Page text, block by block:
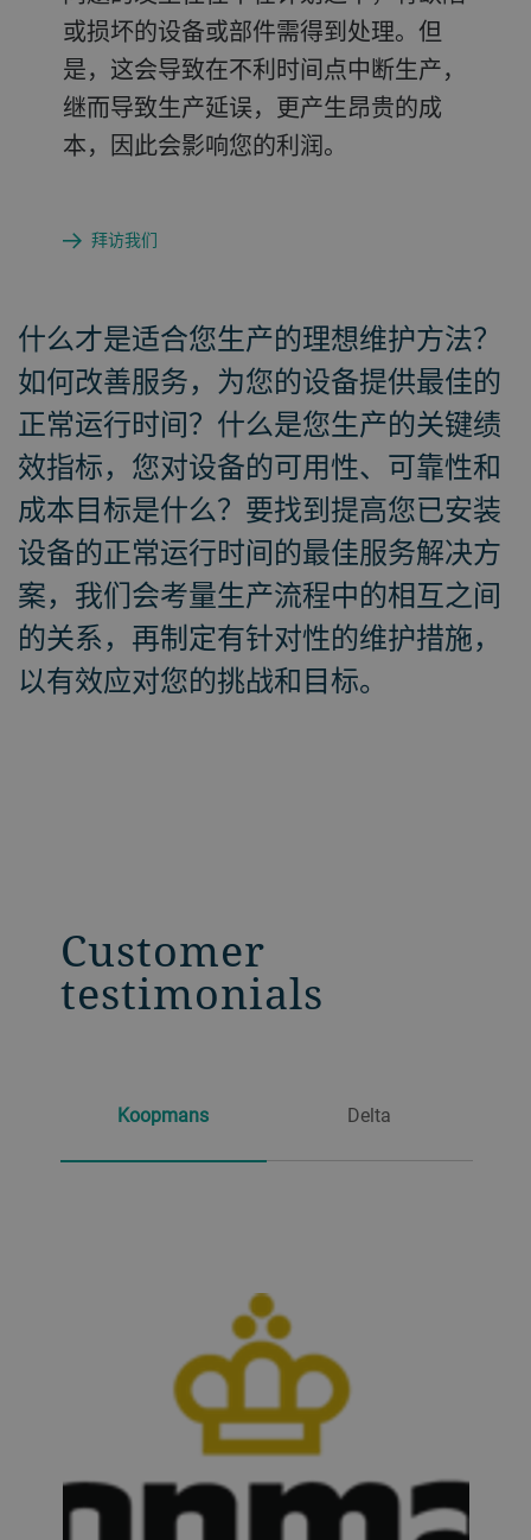
或损坏的设备或部件需得到处理。但
是，这会导致在不利时间点中断生产，
继而导致生产延误，更产生昂贵的成
本，因此会影响您的利润。
拜访我们
拜访我们
高度审视要纳入的预防性元素，而不再
受制于固定的计划，只在最佳的时间点
及时介入，使得成本/效益最大化。在
未来数月及数年，我们将继续提供愈加
什么才是适合您生产的理想维护方法？
如何改善服务，为您的设备提供最佳的
正常运行时间？什么是您生产的关键绩
效指标，您对设备的可用性、可靠性和
成本目标是什么？要找到提高您已安装
设备的正常运行时间的最佳服务解决方
案，我们会考量生产流程中的相互之间
的关系，再制定有针对性的维护措施，
以有效应对您的挑战和目标。
Customer
testimonials
Koopmans Delta
optical filters. Delta, a key supplier
based in Denmark is a pioneer in the
optical filter industry since the 1970s.
Quality being the highest priority,
especially in the medical field, Delta
relies on Bühler as their trusted